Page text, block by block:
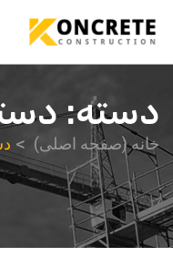
دسته:
خانه (صفحه اصلی)